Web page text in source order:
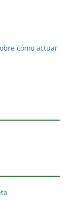
cómo actuar